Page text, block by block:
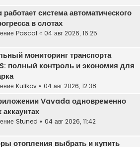
система автоматического
в слотах
Pascal « 04 авг 2026, 16:25
мониторинг транспорта
полный контроль и экономия для
Kulikov « 04 авг 2026, 12:38
Vavada одновременно
аккаунтах
Stuned « 04 авг 2026, 11:42
отопления выбрать и купить